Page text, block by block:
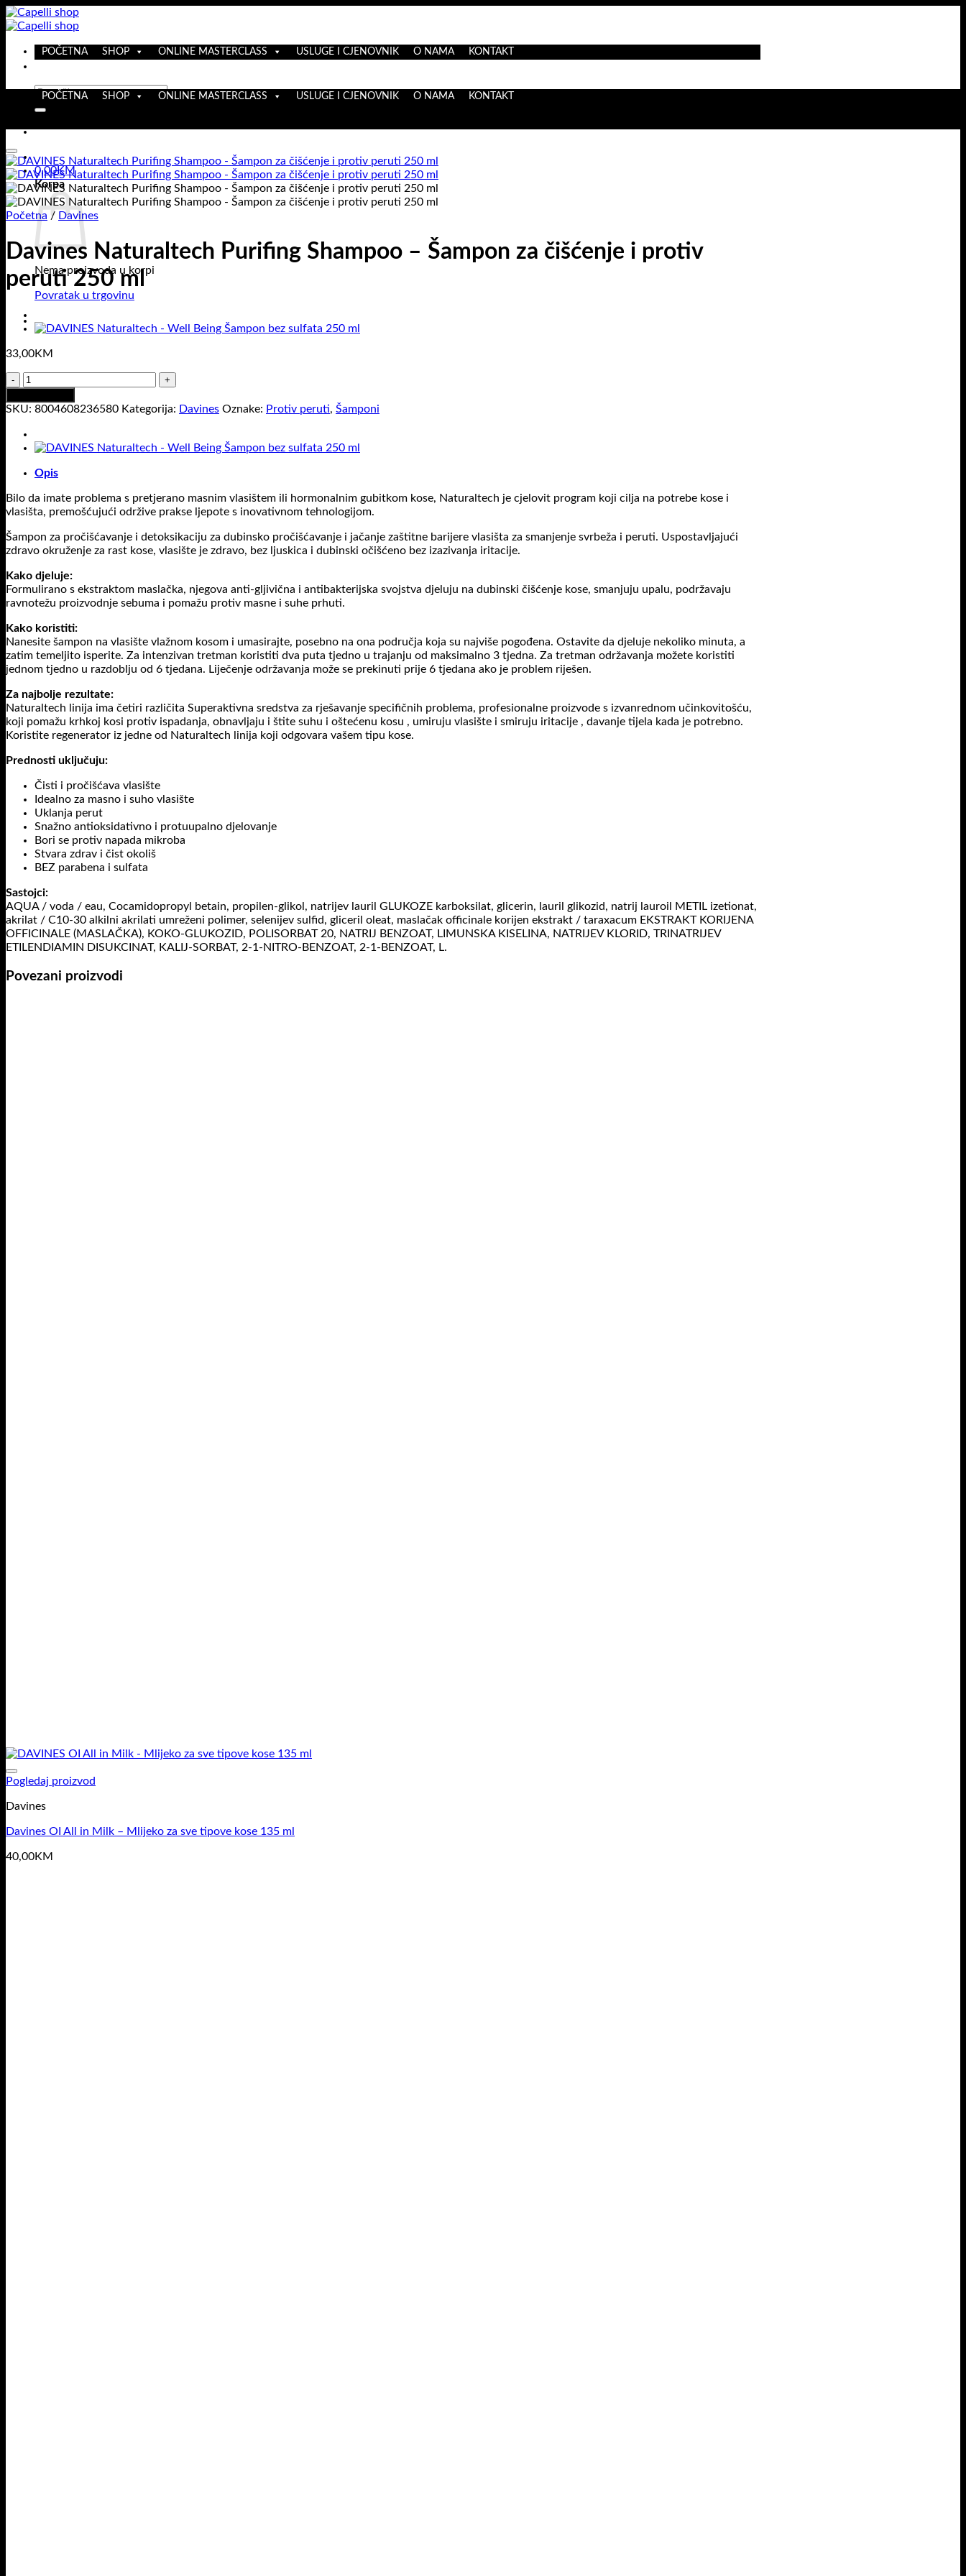
Skip
to
POČETNA SHOP ONLINE MASTERCLASS USLUGE I CJENOVNIK O NAMA KONTAKT
Pretraži:
0,00KM
Korpa
Nema proizvoda u korpi
Povratak u trgovinu
POČETNA SHOP ONLINE MASTERCLASS USLUGE I CJENOVNIK O NAMA KONTAKT
Početna / Davines
Davines Naturaltech Purifing Shampoo – Šampon za čišćenje i protiv
peruti 250 ml
33,00KM
Davines
Naturaltech
Purifing
-
Šampon
čišćenje
protiv
peruti
ml
količina
SKU: 8004608236580 Kategorija: Davines Oznake: Protiv peruti, Šamponi
Opis
Bilo da imate problema s pretjerano masnim vlasištem ili hormonalnim gubitkom kose, Naturaltech je cjelovit program koji cilja na potrebe kose i
vlasišta, premošćujući održive prakse ljepote s inovativnom tehnologijom.
Šampon za pročišćavanje i detoksikaciju za dubinsko pročišćavanje i jačanje zaštitne barijere vlasišta za smanjenje svrbeža i peruti. Uspostavljajući
zdravo okruženje za rast kose, vlasište je zdravo, bez ljuskica i dubinski očišćeno bez izazivanja iritacije.
Kako djeluje:
Formulirano s ekstraktom maslačka, njegova anti-gljivična i antibakterijska svojstva djeluju na dubinski čišćenje kose, smanjuju upalu, podržavaju
ravnotežu proizvodnje sebuma i pomažu protiv masne i suhe prhuti.
Kako koristiti:
Nanesite šampon na vlasište vlažnom kosom i umasirajte, posebno na ona područja koja su najviše pogođena. Ostavite da djeluje nekoliko minuta, a
zatim temeljito isperite. Za intenzivan tretman koristiti dva puta tjedno u trajanju od maksimalno 3 tjedna. Za tretman održavanja možete koristiti
jednom tjedno u razdoblju od 6 tjedana. Liječenje održavanja može se prekinuti prije 6 tjedana ako je problem riješen.
Za najbolje rezultate:
Naturaltech linija ima četiri različita Superaktivna sredstva za rješavanje specifičnih problema, profesionalne proizvode s izvanrednom učinkovitošću,
koji pomažu krhkoj kosi protiv ispadanja, obnavljaju i štite suhu i oštećenu kosu , umiruju vlasište i smiruju iritacije , davanje tijela kada je potrebno.
Koristite regenerator iz jedne od Naturaltech linija koji odgovara vašem tipu kose.
Prednosti uključuju:
Čisti i pročišćava vlasište
Idealno za masno i suho vlasište
Uklanja perut
Snažno antioksidativno i protuupalno djelovanje
Bori se protiv napada mikroba
Stvara zdrav i čist okoliš
BEZ parabena i sulfata
Sastojci:
AQUA / voda / eau, Cocamidopropyl betain, propilen-glikol, natrijev lauril GLUKOZE karboksilat, glicerin, lauril glikozid, natrij lauroil METIL izetionat,
akrilat / C10-30 alkilni akrilati umreženi polimer, selenijev sulfid, gliceril oleat, maslačak officinale korijen ekstrakt / taraxacum EKSTRAKT KORIJENA
OFFICINALE (MASLAČKA), KOKO-GLUKOZID, POLISORBAT 20, NATRIJ BENZOAT, LIMUNSKA KISELINA, NATRIJEV KLORID, TRINATRIJEV
ETILENDIAMIN DISUKCINAT, KALIJ-SORBAT, 2-1-NITRO-BENZOAT, 2-1-BENZOAT, L.
Povezani proizvodi
Pogledaj proizvod
Davines
Davines OI All in Milk – Mlijeko za sve tipove kose 135 ml
40,00KM